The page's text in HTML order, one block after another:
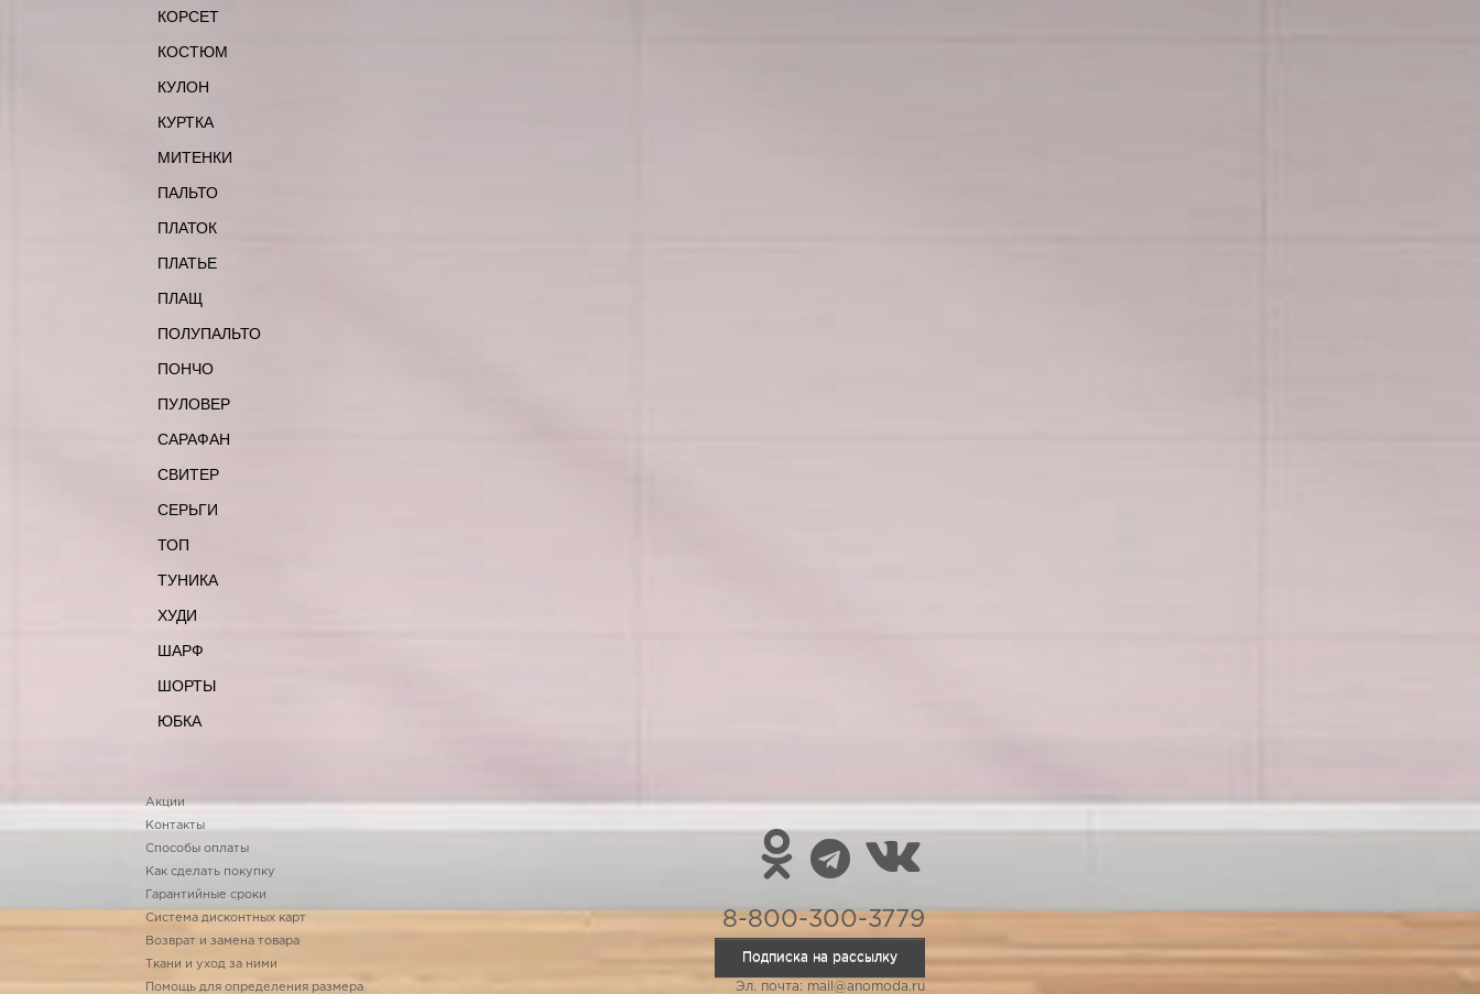
КОРСЕТ
КОСТЮМ
КУЛОН
КУРТКА
МИТЕНКИ
ПАЛЬТО
ПЛАТОК
ПЛАТЬЕ
ПЛАЩ
ПОЛУПАЛЬТО
ПОНЧО
ПУЛОВЕР
САРАФАН
СВИТЕР
СЕРЬГИ
ТОП
ТУНИКА
ХУДИ
ШАРФ
ШОРТЫ
ЮБКА
Акции
Контакты
Способы оплаты
Как сделать покупку
Гарантийные сроки
Система дисконтных карт
Возврат и замена товара
Ткани и уход за ними
Помощь для определения размера
8-800-300-3779
Подписка на рассылку
Эл. почта: mail@anomoda.ru